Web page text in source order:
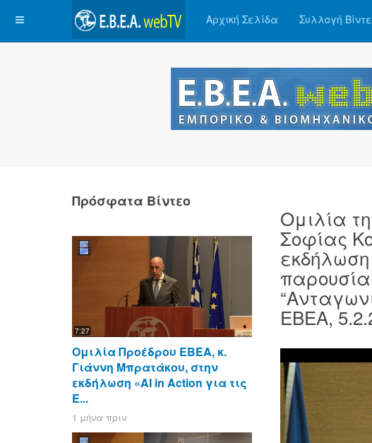
Αρχική Σελίδα Συλλογή
Ομιλία
Σοφίας
ΕΒΕΑ,
Πρόσφατα Βίντεο
7:27
Ομιλία Προέδρου ΕΒΕΑ, κ.
Γιάννη Μπρατάκου, στην
εκδήλωση «AI in Action για τις
Ε...
1 μήνα πριν